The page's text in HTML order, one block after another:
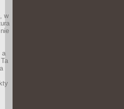
w
a